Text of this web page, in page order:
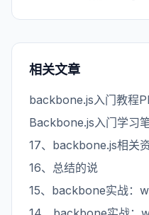
相关文章
backbone.js入门教程
Backbone.js入门学习
17、backbone.js相关
16、总结的说
15、backbone实战：